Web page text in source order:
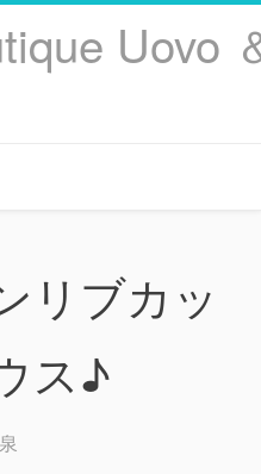
Uovo
リブカッ
ス♪
泉